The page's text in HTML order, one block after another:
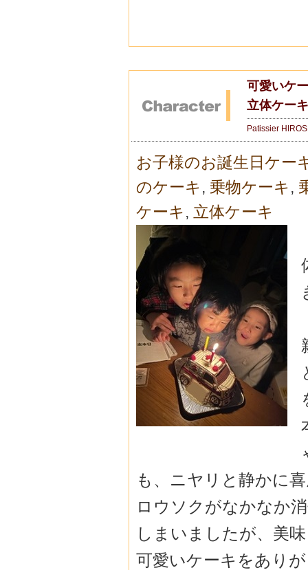
可愛いケ
立体ケー
Patissier
お子様のお誕生日ケー
のケーキ , 乗物ケーキ ,
ケーキ , 立体ケーキ
も、ニヤリと静かに
ロウソクがなかなか
しまいましたが、美
可愛いケーキをあり